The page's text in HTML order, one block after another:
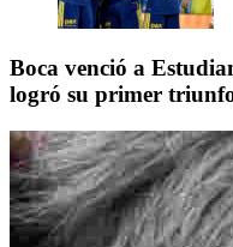
Boca venció a
logró su primer